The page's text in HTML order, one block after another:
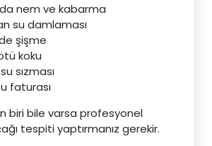
nem ve kabarma
su damlaması
şişme
koku
sızması
faturası
biri bile varsa profesyonel
tespiti yaptırmanız gerekir.